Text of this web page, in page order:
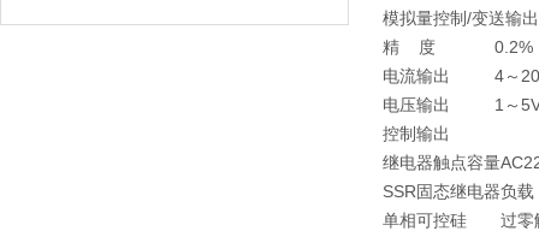
模拟量控制/变送输出
精 度
0.2%
电流输出
4～
电压输出
1～
控制输出
继电器触点容量
SSR固态继电器负载
单相可控硅
过零